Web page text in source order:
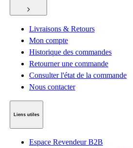
Livraisons & Retours
Mon compte
Historique des commandes
Retourner une commande
Consulter l'état de la commande
Nous contacter
Liens utiles
Espace Revendeur B2B